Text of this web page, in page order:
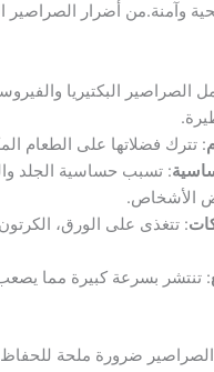
وآمنة.من أضرار الصراصير
الصراصير البكتيريا
: تترك فضلاتها على الطعام
: تسبب حساسية الجلد
الأشخاص.
: تتغذى على الورق،
: تنتشر بسرعة كبيرة مما
الصراصير ضرورة ملحة